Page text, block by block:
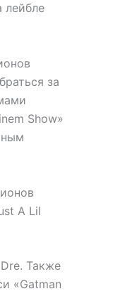
лейбле
за
Show»
A Lil
Также
«Gatman